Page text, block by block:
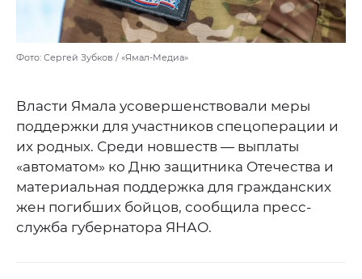
Фото: Сергей Зубков / «Ямал-Медиа»
Власти Ямала усовершенствовали меры
поддержки для участников спецоперации и
их родных. Среди новшеств — выплаты
«автоматом» ко Дню защитника Отечества и
материальная поддержка для гражданских
жен погибших бойцов, сообщила пресс-
служба губернатора ЯНАО.